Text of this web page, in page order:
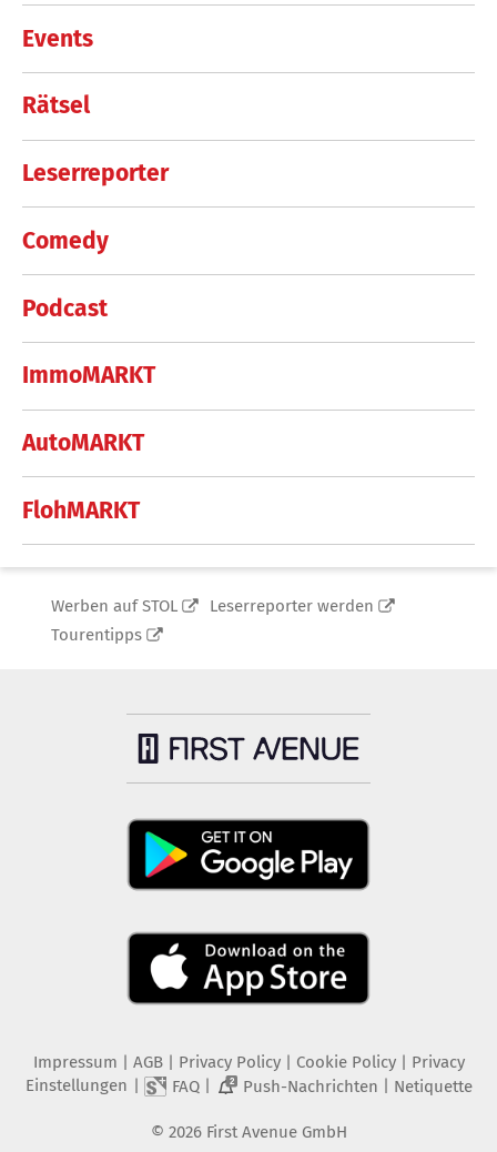
Events
Rätsel
Leserreporter
Comedy
Podcast
ImmoMARKT
AutoMARKT
FlohMARKT
Werben auf STOL
Leserreporter werden
Tourentipps
Impressum | AGB | Privacy Policy| Cookie Policy| Privacy
Einstellungen | FAQ| 2 Push-Nachrichten | Netiquette
© 2026 First Avenue GmbH